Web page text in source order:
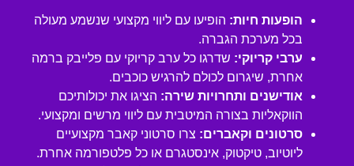
הופעות חיות: הופיעו עם ליווי מקצועי שנשמע מעולה
בכל מערכת הגברה.
ערבי קריוקי: שדרגו כל ערב קריוקי עם פלייבק ברמה
אחרת, שיגרום לכולם להרגיש כוכבים.
אודישנים ותחרויות שירה: הציגו את יכולותיכם
הווקאליות בצורה המיטבית עם ליווי מרשים ומקצועי.
סרטונים וקאברים: צרו סרטוני קאבר מקצועיים
ליוטיוב, טיקטוק, אינסטגרם או כל פלטפורמה אחרת.